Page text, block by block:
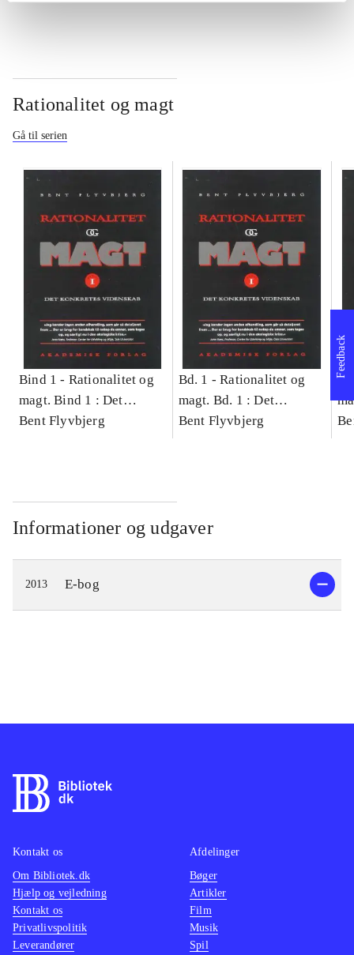
Rationalitet og magt
Gå til serien
Bind 1 - Rationalitet og
magt. Bind 1 : Det
konkretes videnskab
Bent Flyvbjerg
Bd. 1 -Rationalitet og
magt. Bd. 1 : Det
konkretes videnskab
Bent Flyvbjerg
Informationer og udgaver
2013 E-bog
Feedback
Kontakt os
Om Bibliotek.dk
Hjælp og vejledning
Kontakt os
Privatlivspolitik
Leverandører
Afdelinger
Bøger
Artikler
Film
Musik
Spil